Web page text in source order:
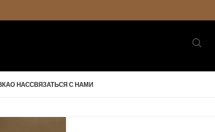
О НАССВЯЗАТЬСЯ С НАМИ